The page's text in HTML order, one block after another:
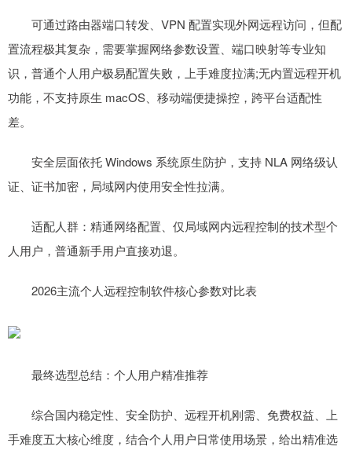
可通过路由器端口转发、VPN 配置实现外网远程访问，但配
置流程极其复杂，需要掌握网络参数设置、端口映射等专业知
识，普通个人用户极易配置失败，上手难度拉满;无内置远程开机
功能，不支持原生 macOS、移动端便捷操控，跨平台适配性
差。
安全层面依托 Windows 系统原生防护，支持 NLA 网络级认
证、证书加密，局域网内使用安全性拉满。
适配人群：精通网络配置、仅局域网内远程控制的技术型个
人用户，普通新手用户直接劝退。
2026主流个人远程控制软件核心参数对比表
最终选型总结：个人用户精准推荐
综合国内稳定性、安全防护、远程开机刚需、免费权益、上
手难度五大核心维度，结合个人用户日常使用场景，给出精准选